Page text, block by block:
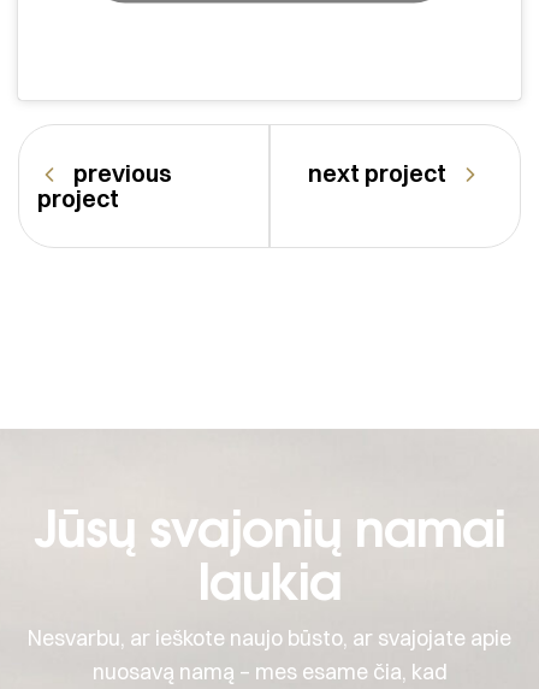
previous
project
next project
Jūsų svajonių namai
laukia
Nesvarbu, ar ieškote naujo būsto, ar svajojate apie
nuosavą namą – mes esame čia, kad